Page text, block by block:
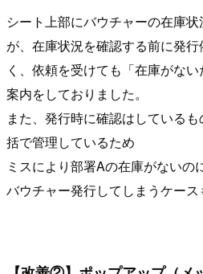
シート上部にバウチャーの在庫
が、在庫状況を確認する前に発
く、依頼を受けても「在庫がな
案内をしておりました。
また、発行時に確認はしている
括で管理しているため
ミスにより部署Aの在庫がないの
バウチャー発行してしまうケース